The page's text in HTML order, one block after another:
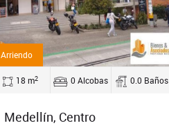
Arriendo
55 m2 0 Alcobas 0.0 Baños
Medellin, Buenos Aires